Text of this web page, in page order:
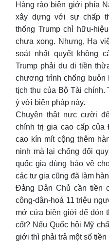
Hàng rào biên giới phía
xây dựng với sự chấp
thống Trump chỉ hữu-
chưa xong. Nhưng, Hạ
soát nhất quyết không
Trump phải du di tiền
chương trình chống buôn
tịch thu của Bộ Tài chính.
ý với biện pháp này.
Chuyện thật nực cười
chính trị gia cao cấp
cao kín mít cộng thêm
ninh mà lại chống đối
quốc gia dùng bảo vệ
các tư gia cũng đã làm
Đảng Dân Chủ cần tiền
công-dân-hoá 11 triệu
mở cửa biên giới để đón
cốt? Nếu Quốc hội Mỹ
giới thì phải trả một số